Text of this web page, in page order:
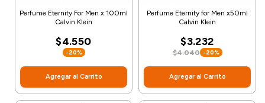
Perfume Eternity For Men x 100ml
Calvin Klein
$4.550
-20%
Agregar al Carrito
Perfume Eternity for Men x50ml
Calvin Klein
$3.232
$4.040 -20%
Agregar al Carrito